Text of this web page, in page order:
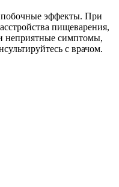
эффекты. При
пищеварения,
неприятные симптомы,
с врачом.